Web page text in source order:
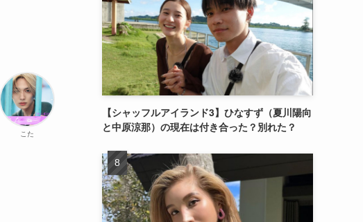
こた
【シャッフルアイランド3】ひなすず（夏川陽向
と中原涼那）の現在は付き合った？別れた？